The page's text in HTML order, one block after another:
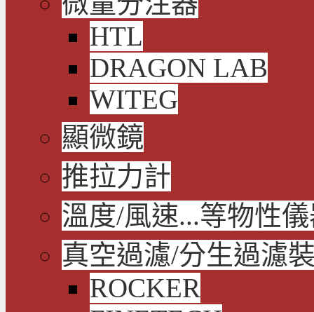
HTL
DRAGON LAB
WITEG
顯微鏡
推拉力計
溫度/風速...等物性
真空過濾/分生過濾
ROCKER